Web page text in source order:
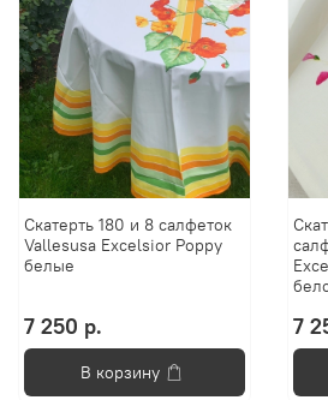
Скатерть 180 и 8 салфеток
Vallesusa Excelsior Poppy
белые
7 250 р.
В корзину
7